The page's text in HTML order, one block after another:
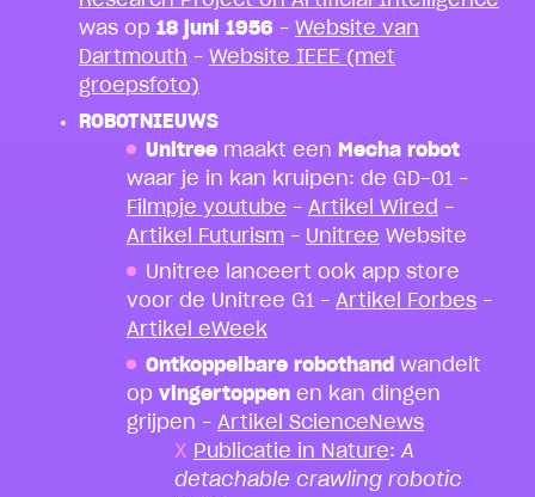
was op 18 juni 1956 – Website van
Dartmouth – Website IEEE (met
groepsfoto)
ROBOTNIEUWS
Unitree maakt een Mecha robot
waar je in kan kruipen: de GD-01 –
Filmpje youtube – Artikel Wired –
Artikel Futurism – Unitree Website
Unitree lanceert ook app store
voor de Unitree G1 – Artikel Forbes –
Artikel eWeek
Ontkoppelbare robothand wandelt
op vingertoppen en kan dingen
grijpen – Artikel ScienceNews
Publicatie in Nature: A
detachable crawling robotic